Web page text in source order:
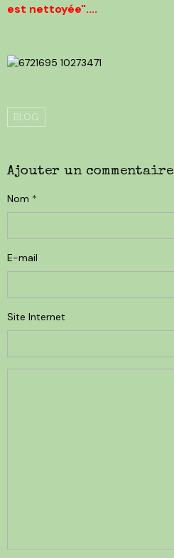
est nettoyée"....
BLOG
Ajouter un commentaire
Nom
E-mail
Site Internet